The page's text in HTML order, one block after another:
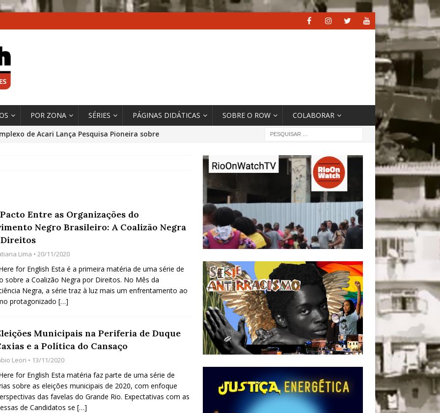
POR ZONA SÉRIES PÁGINAS DIDÁTICAS SOBRE O ROW COLABORAR
de Acari Lança Pesquisa Pioneira sobre
Cidades
*DESTAQUE
Começou com uma Praça em Ramos [OPINIÃO]
Agroecológico com os Povos das Águas Reúne
e Inauguração da Feira da Praia do Remanso
COBERTURA DE EVENTOS
Nova Via Mobilidade 10 Anos Após Rio2016
Entre as Organizações do
Negro Brasileiro: A Coalizão Negra
Lima • 20/11/2020
for English Esta é a primeira matéria de uma série de
sobre a Coalizão Negra por Direitos. No Mês da
Negra, a série traz à luz mais um enfrentamento ao
protagonizado […]
Municipais na Periferia de Duque
e a Política do Cansaço
Leon • 13/11/2020
for English Esta matéria faz parte de uma série de
sobre as eleições municipais de 2020, com enfoque
das favelas do Grande Rio. Expectativas com as
de Candidatos se […]